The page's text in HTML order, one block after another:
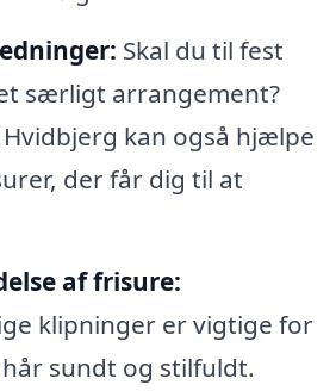
Skal du til fest
særligt arrangement?
kan også hjælpe
der får dig til at
af frisure:
klipninger er vigtige for
sundt og stilfuldt.